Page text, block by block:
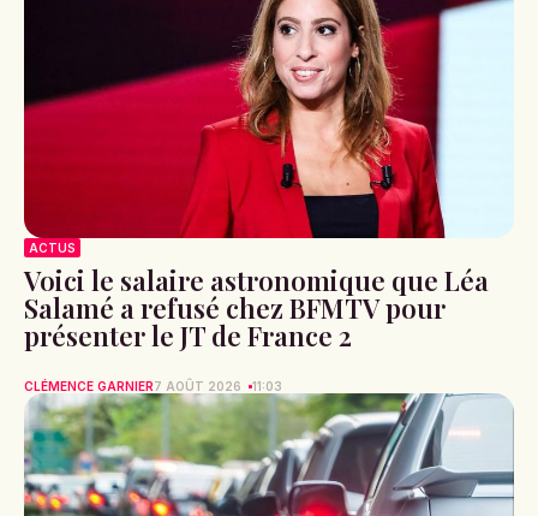
ACTUS
Voici le salaire astronomique que Léa
Salamé a refusé chez BFMTV pour
présenter le JT de France 2
CLÉMENCE GARNIER7 AOÛT 2026 11:03